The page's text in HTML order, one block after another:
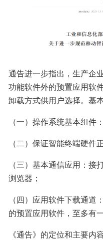
通告进一步指出，生产企
功能软件外的预置应用软
卸载方式供用户选择。基
（一）操作系统基本组件
（二）保证智能终端硬件
（三）基本通信应用：接
浏览器；
（四）应用软件下载通
的预置应用软件，至多有
《通告》的定位和主要内